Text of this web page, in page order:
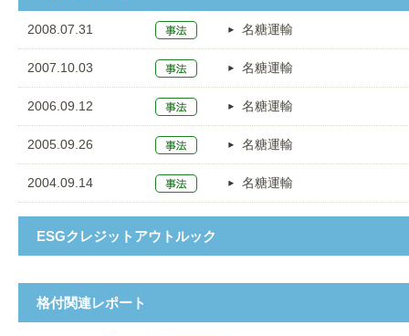
2008.07.31 名糖運輸
2007.10.03 名糖運輸
2006.09.12 名糖運輸
2005.09.26 名糖運輸
2004.09.14 名糖運輸
ESGクレジットアウトルック
格付関連レポート